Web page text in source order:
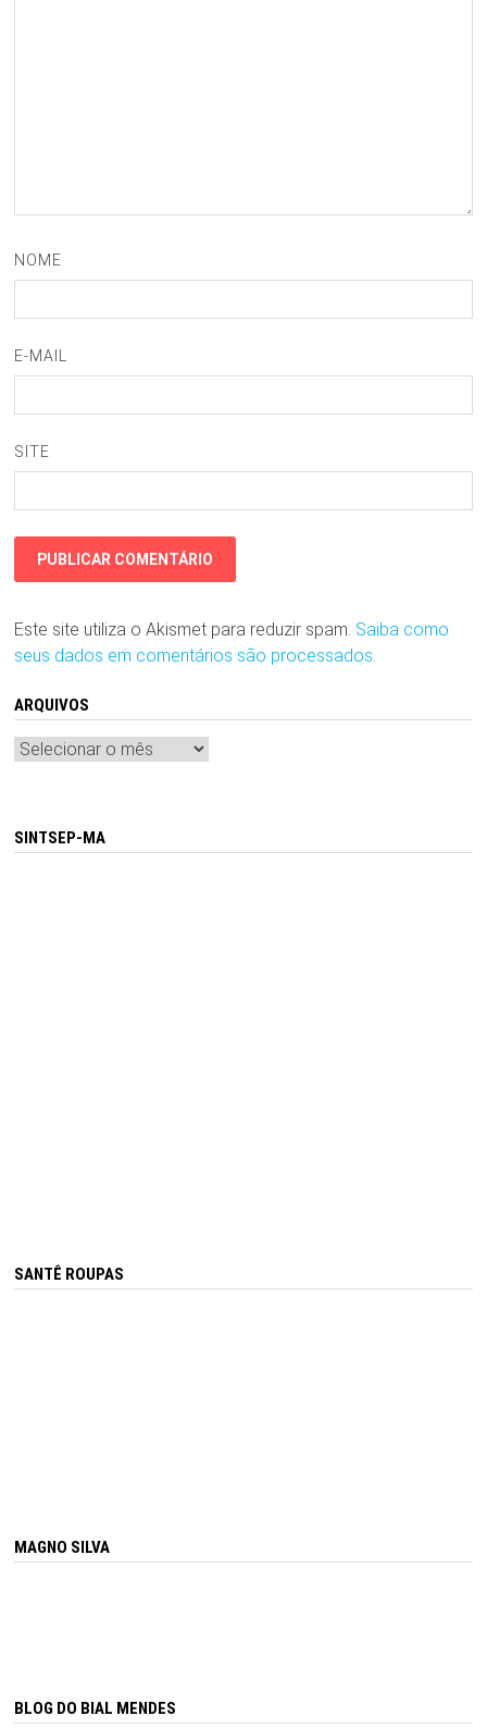
NOME
E-MAIL
SITE
Este site utiliza o Akismet para reduzir spam. Saiba como
seus dados em comentários são processados
ARQUIVOS
Arquivos
SINTSEP-MA
SANTÊ ROUPAS
MAGNO SILVA
BLOG DO BIAL MENDES